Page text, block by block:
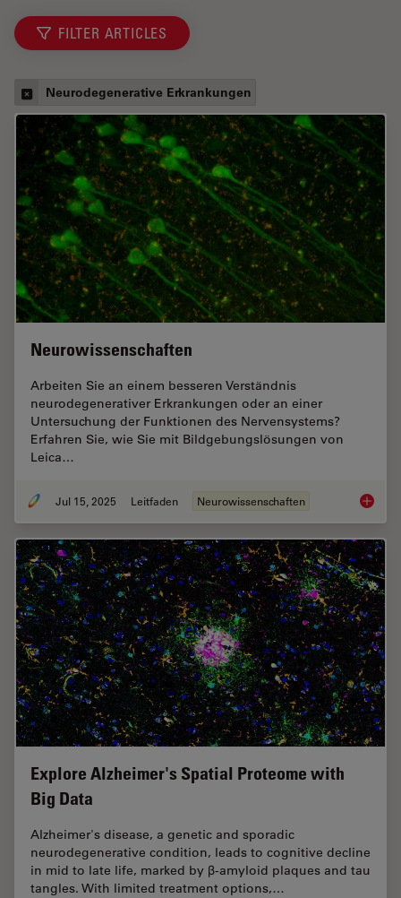
FILTER ARTICLES
Neurodegenerative Erkrankungen
Neurowissenschaften
Arbeiten Sie an einem besseren Verständnis
neurodegenerativer Erkrankungen oder an einer
Untersuchung der Funktionen des Nervensystems?
Erfahren Sie, wie Sie mit Bildgebungslösungen von
Leica…
Jul 15, 2025 Leitfaden Neurowissenschaften
Explore Alzheimer's Spatial Proteome with
Big Data
Alzheimer's disease, a genetic and sporadic
neurodegenerative condition, leads to cognitive decline
in mid to late life, marked by β-amyloid plaques and tau
tangles. With limited treatment options,…